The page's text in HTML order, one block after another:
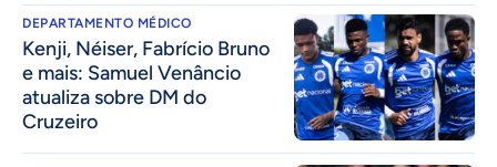
DEPARTAMENTO MÉDICO
Kenji, Néiser, Fabrício Bruno
e mais: Samuel Venâncio
atualiza sobre DM do
Cruzeiro